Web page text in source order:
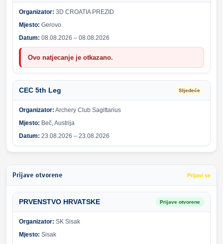
Organizator: 3D CROATIA PREZID
Mjesto: Gerovo
Datum: 08.08.2026 – 08.08.2026
Ovo natjecanje je otkazano.
CEC 5th Leg Sljedeće
Organizator: Archery Club Sagittarius
Mjesto: Beč, Austrija
Datum: 23.08.2026 – 23.08.2026
Prijave otvorene Prijavi se
PRVENSTVO HRVATSKE Prijave otvorene
Organizator: SK Sisak
Mjesto: Sisak